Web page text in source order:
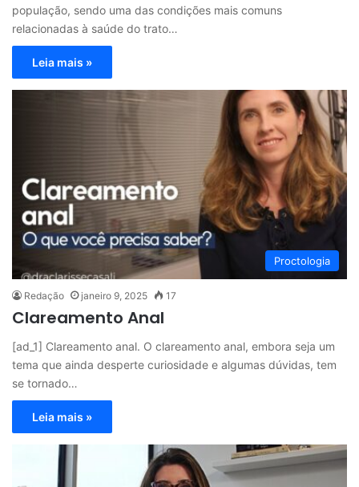
população, sendo uma das condições mais comuns
relacionadas à saúde do trato…
Leia mais »
Proctologia
Redação janeiro 9, 2025 17
Clareamento Anal
[ad_1] Clareamento anal. O clareamento anal, embora seja um
tema que ainda desperte curiosidade e algumas dúvidas, tem
se tornado…
Leia mais »